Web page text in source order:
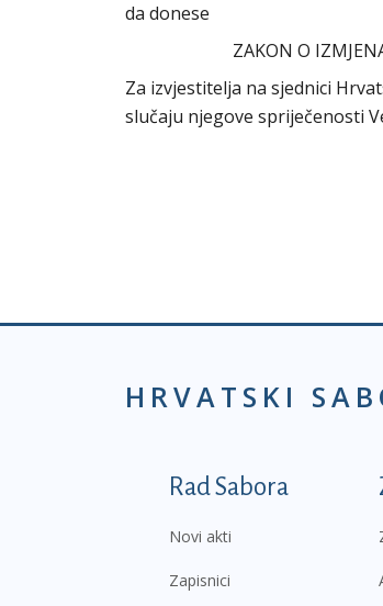
da donese
ZAKON O
Za izvjestitelja na sjednici
slučaju njegove spriječenosti
HRVATSKI
Podnožje prvi
Rad Sabora
Novi akti
Zapisnici